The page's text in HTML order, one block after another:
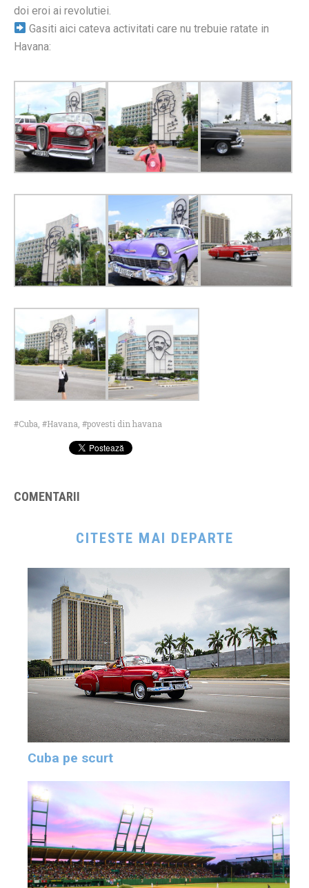
doi eroi ai revolutiei.
Gasiti aici cateva activitati care nu trebuie ratate in
Havana:
Cuba Havana povesti din havana
COMENTARII
CITESTE MAI DEPARTE
Cuba pe scurt